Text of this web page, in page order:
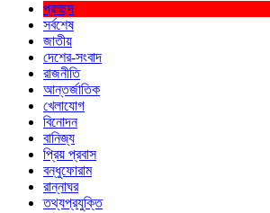
প্রচ্ছদ
সর্বশেষ
জাতীয়
দেশের-সংবাদ
রাজনীতি
আন্তর্জাতিক
খেলাযোগ
বিনোদন
বানিজ্য
প্রিয় প্রবাস
বন্ধুফোরাম
রান্নাঘর
তথ্যপ্রযুক্তি